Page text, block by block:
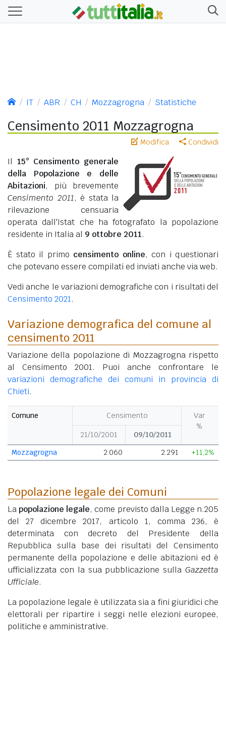
IT ABR CH Mozzagrogna Statistiche
Censimento 2011 Mozzagrogna
Modifica Condividi
Il 15° Censimento generale
della Popolazione e delle
Abitazioni, più brevemente
Censimento 2011, è stata la
rilevazione censuaria
operata dall'Istat che ha fotografato la popolazione
residente in Italia al 9 ottobre 2011.
È stato il primo censimento online, con i questionari
che potevano essere compilati ed inviati anche via web.
Vedi anche le variazioni demografiche con i risultati del
Censimento 2021.
Variazione demografica del comune al
censimento 2011
Variazione della popolazione di Mozzagrogna rispetto
al Censimento 2001. Puoi anche confrontare le
variazioni demografiche dei comuni in provincia di
Chieti.
Comune Censimento
Var
%
21/10/2001
09/10/2011
Mozzagrogna
2.060 2.291 +11,2%
Popolazione legale dei Comuni
Lapopolazione legale, come previsto dalla Legge n.205
del 27 dicembre 2017, articolo 1, comma 236, è
determinata con decreto del Presidente della
Repubblica sulla base dei risultati del Censimento
permanente della popolazione e delle abitazioni ed è
ufficializzata con la sua pubblicazione sulla Gazzetta
Ufficiale.
La popolazione legale è utilizzata sia a fini giuridici che
elettorali per ripartire i seggi nelle elezioni europee,
politiche e amministrative.